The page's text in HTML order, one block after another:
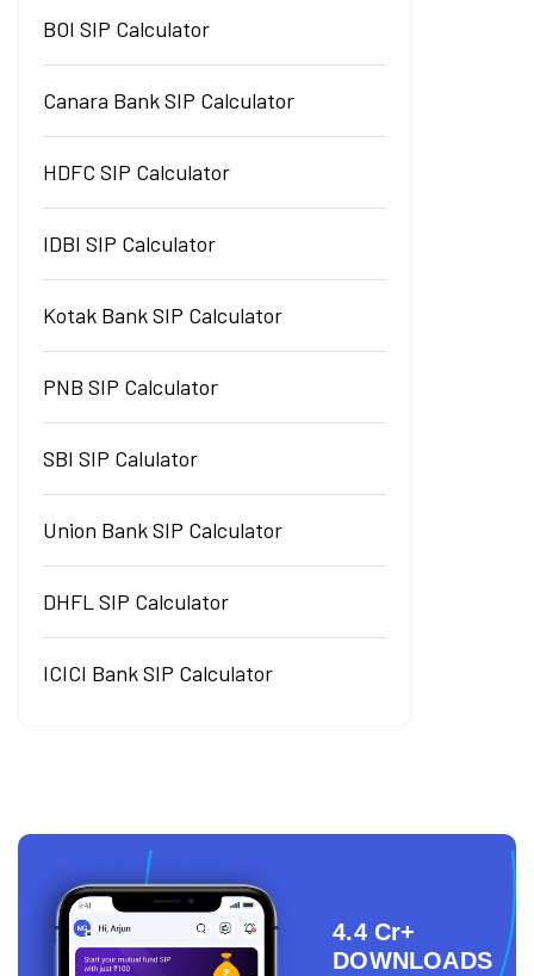
BOI SIP Calculator
Canara Bank SIP Calculator
HDFC SIP Calculator
IDBI SIP Calculator
Kotak Bank SIP Calculator
PNB SIP Calculator
SBI SIP Calulator
Union Bank SIP Calculator
DHFL SIP Calculator
ICICI Bank SIP Calculator
4.4 Cr+
DOWNLOADS